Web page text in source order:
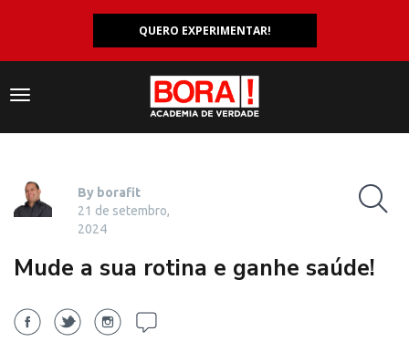
QUERO EXPERIMENTAR!
Navegação
By borafit
21 de setembro,
2024
Mude a sua rotina e ganhe saúde!